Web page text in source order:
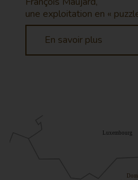
une exploitation en «
En savoir plus